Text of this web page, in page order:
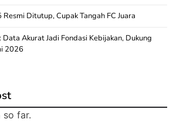
Ditutup, Cupak Tangah FC Juara
Data Akurat Jadi Fondasi Kebijakan, Dukung
2026
so far.